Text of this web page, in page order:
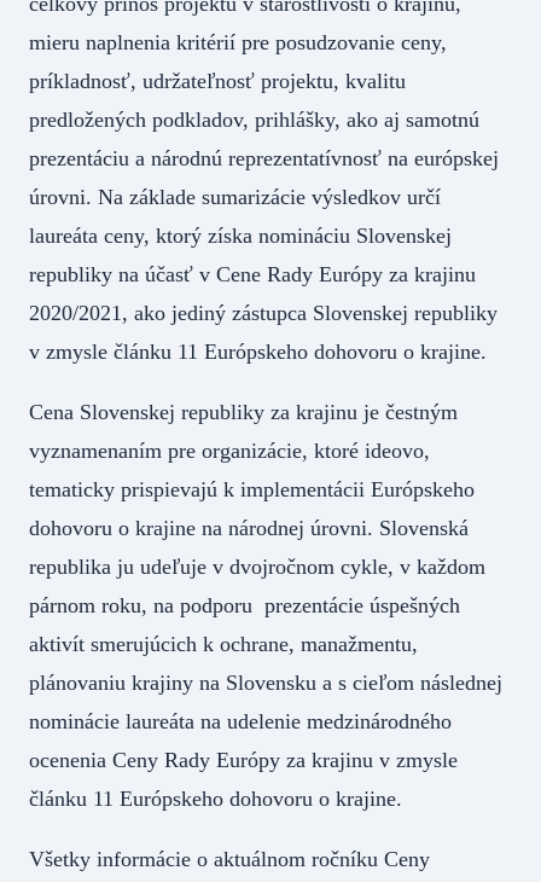
mieru naplnenia kritérií pre posudzovanie ceny,
príkladnosť, udržateľnosť projektu, kvalitu
predložených podkladov, prihlášky, ako aj samotnú
prezentáciu a národnú reprezentatívnosť na európskej
úrovni. Na základe sumarizácie výsledkov určí
laureáta ceny, ktorý získa nomináciu Slovenskej
republiky na účasť v Cene Rady Európy za krajinu
2020/2021, ako jediný zástupca Slovenskej republiky
v zmysle článku 11 Európskeho dohovoru o krajine.
Cena Slovenskej republiky za krajinu je čestným
vyznamenaním pre organizácie, ktoré ideovo,
tematicky prispievajú k implementácii Európskeho
dohovoru o krajine na národnej úrovni. Slovenská
republika ju udeľuje v dvojročnom cykle, v každom
párnom roku, na podporu prezentácie úspešných
aktivít smerujúcich k ochrane, manažmentu,
plánovaniu krajiny na Slovensku a s cieľom následnej
nominácie laureáta na udelenie medzinárodného
ocenenia Ceny Rady Európy za krajinu v zmysle
článku 11 Európskeho dohovoru o krajine.
Všetky informácie o aktuálnom ročníku Ceny